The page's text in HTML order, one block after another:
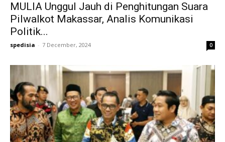
MULIA Unggul Jauh di Penghitungan Suara
Pilwalkot Makassar, Analis Komunikasi
Politik...
spedisia - 7 December, 2024 0